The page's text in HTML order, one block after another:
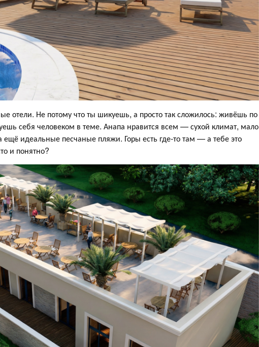
отели. Не потому что ты шикуешь, а просто так сложилось: живёшь по
себя человеком в теме. Анапа нравится всем — сухой климат, мало
идеальные песчаные пляжи. Горы есть где-то там — а тебе это
и понятно?